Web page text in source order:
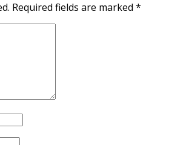
Required fields are marked *